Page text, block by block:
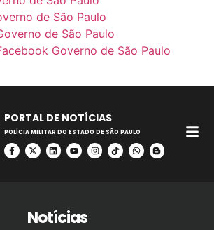
PORTAL DE NOTÍCIAS
POLÍCIA MILITAR DO ESTADO DE SÃO PAULO
Notícias